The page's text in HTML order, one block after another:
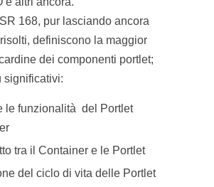
168, pur lasciando ancora
definiscono la maggior
dei componenti portlet;
significativi:
le funzionalità del Portlet
tra il Container e le Portlet
del ciclo di vita delle Portlet